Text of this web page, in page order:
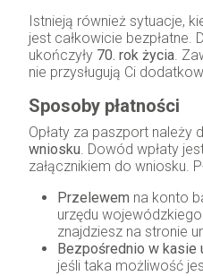
Istnieją również sytuacje,
jest całkowicie
ukończyły 70. rok życia.
nie przysługują Ci
Sposoby płatności
Opłaty za paszport należy
wniosku. Dowód wpłaty
załącznikiem do wniosku.
Przelewem na konto
urzędu
znajdziesz na stronie
Bezpośrednio w kasie
jeśli taka możliwość